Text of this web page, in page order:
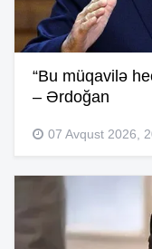
“Bu müqavilə
– Ərdoğan
07 Avqust 2026,